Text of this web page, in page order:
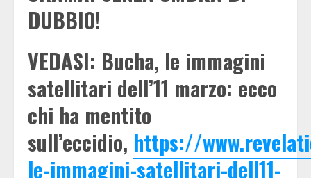
DUBBIO!
VEDASI: Bucha, le immagini
satellitari dell’11 marzo: ecco
chi ha mentito
sull’eccidio, https://
le-immagini-satellitari-dell11-